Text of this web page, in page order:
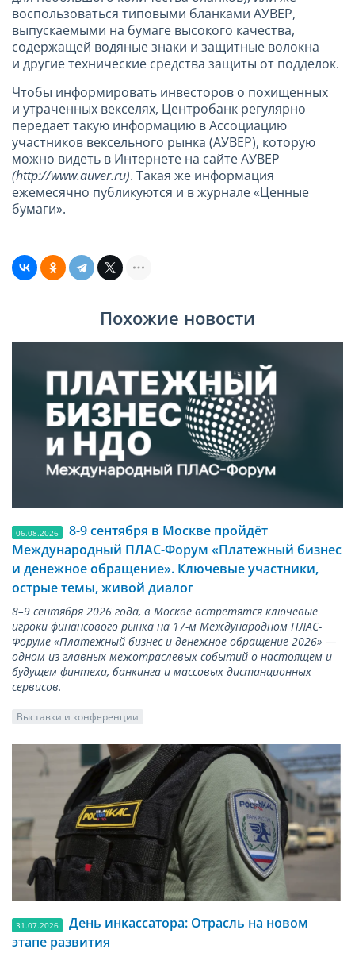
воспользоваться типовыми бланками АУВЕР,
выпускаемыми на бумаге высокого качества,
содержащей водяные знаки и защитные волокна
и другие технические средства защиты от подделок.
Чтобы информировать инвесторов о похищенных
и утраченных векселях, Центробанк регулярно
передает такую информацию в Ассоциацию
участников вексельного рынка (АУВЕР), которую
можно видеть в Интернете на сайте АУВЕР
(http://www.auver.ru). Такая же информация
ежемесячно публикуются и в журнале «Ценные
бумаги».
Похожие новости
06.08.2026
8-9 сентября в Москве пройдёт
Международный ПЛАС-Форум «Платежный бизнес
и денежное обращение». Ключевые участники,
острые темы, живой диалог
8–9 сентября 2026 года, в Москве встретятся ключевые
игроки финансового рынка на 17-м Международном ПЛАС-
Форуме «Платежный бизнес и денежное обращение 2026» —
одном из главных межотраслевых событий о настоящем и
будущем финтеха, банкинга и массовых дистанционных
сервисов.
Выставки и конференции
31.07.2026
День инкассатора: Отрасль на новом
этапе развития